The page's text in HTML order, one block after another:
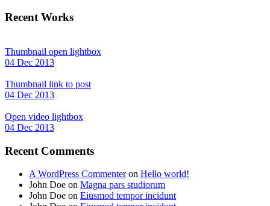
Recent Works
Thumbnail open lightbox
04 Dec 2013
Thumbnail link to post
04 Dec 2013
Open video lightbox
04 Dec 2013
Recent Comments
A WordPress Commenteron Hello world!
John Doe on Magna pars studiorum
John Doe on Eiusmod tempor incidunt